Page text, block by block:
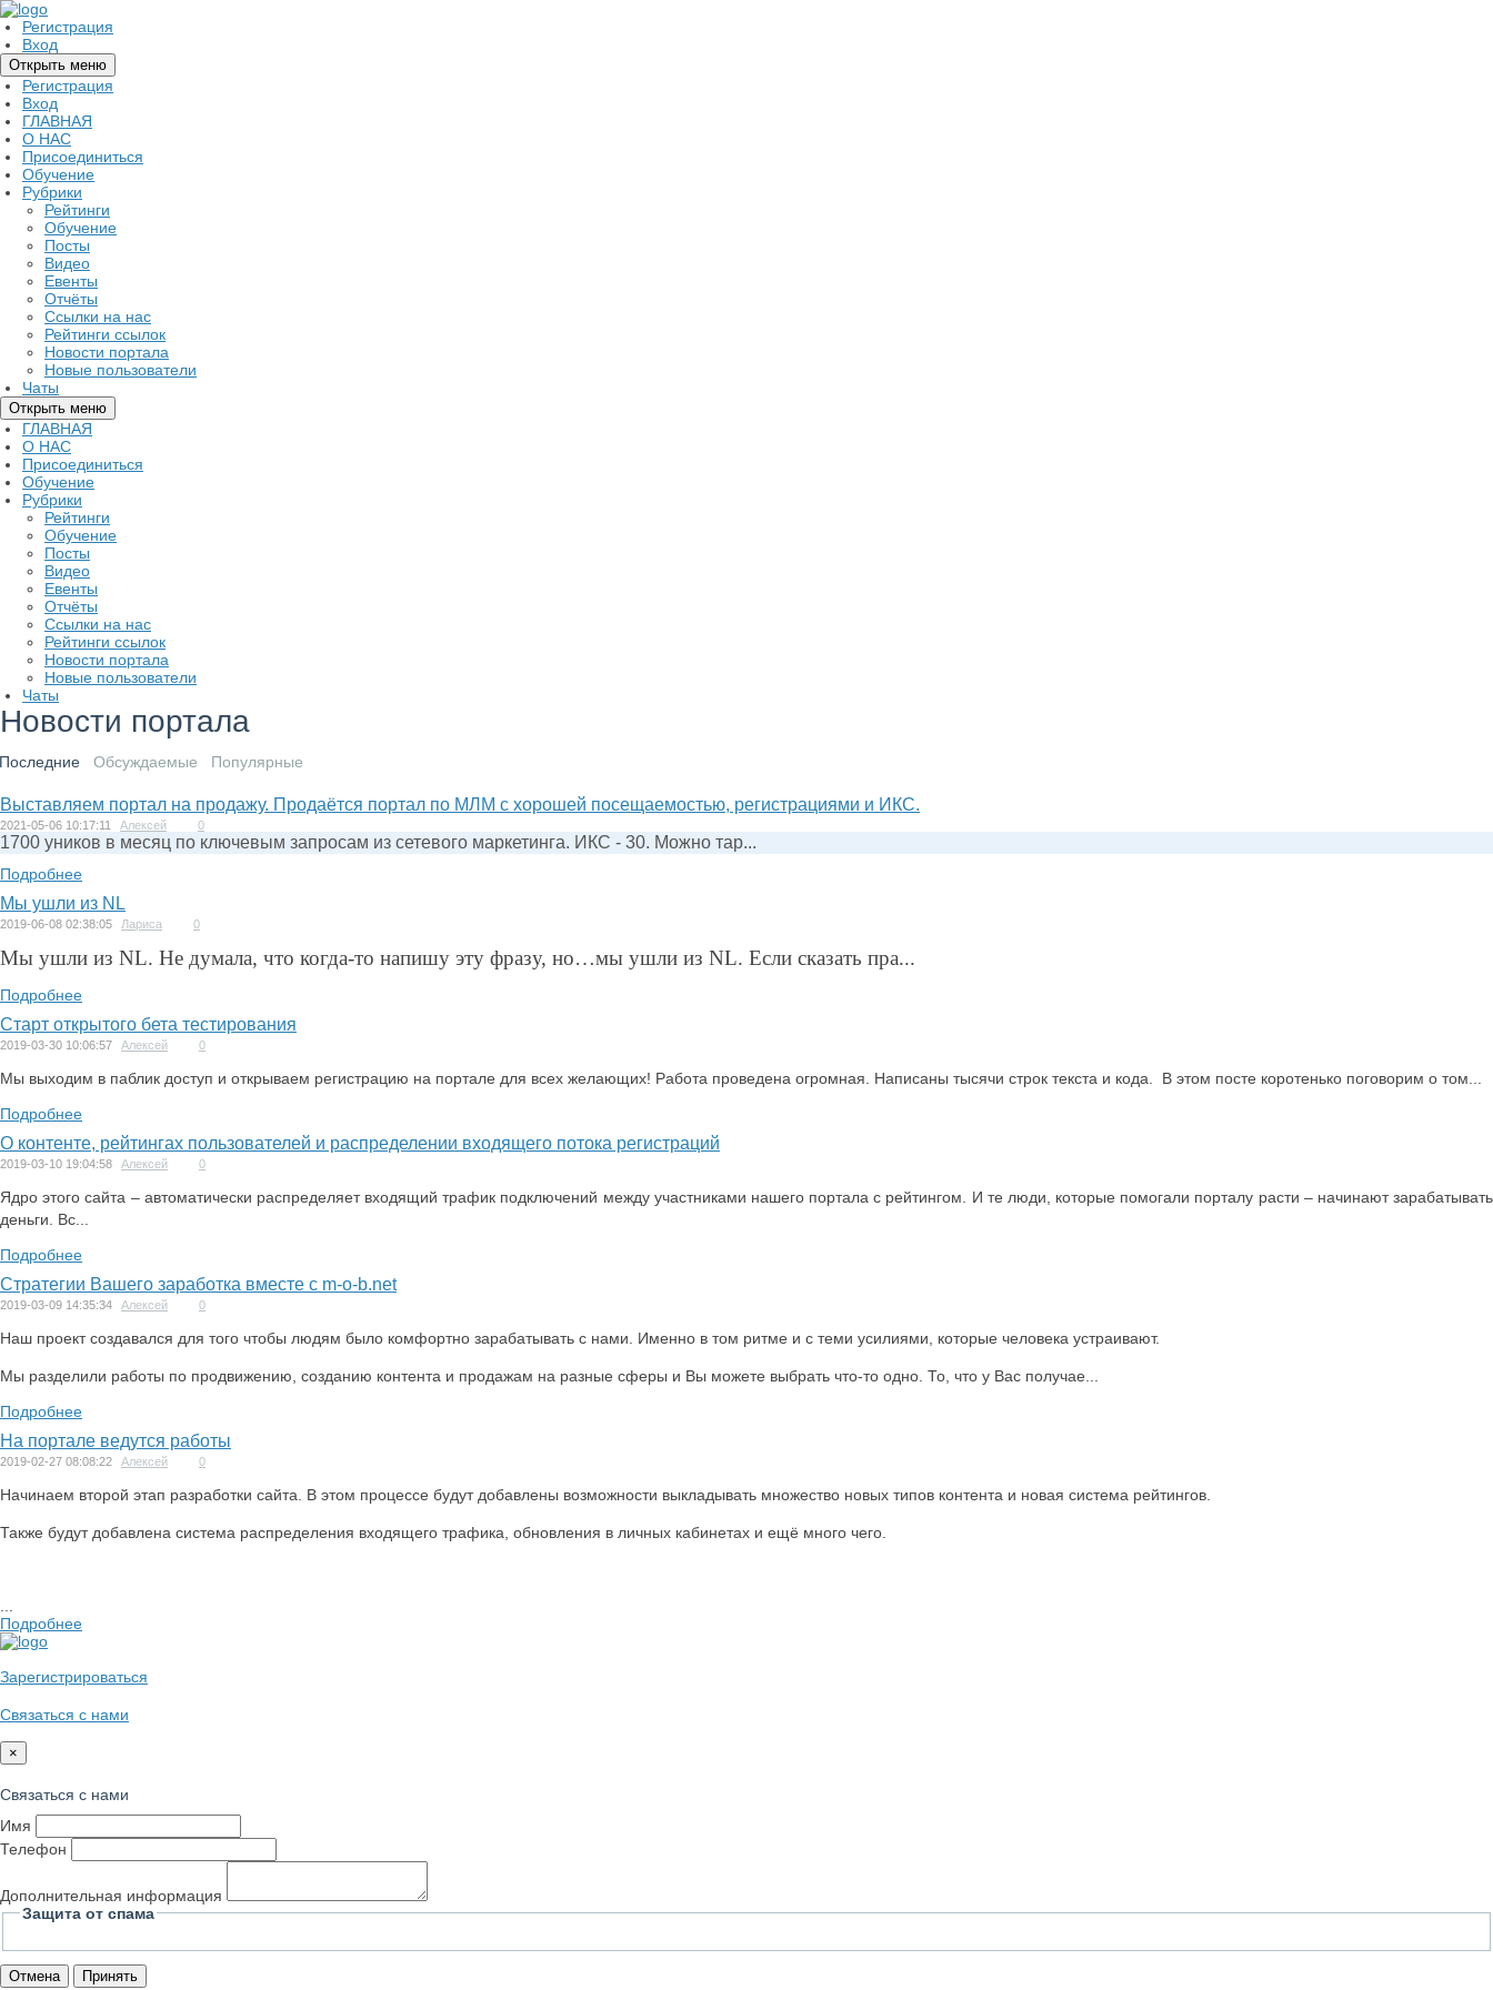
Регистрация
Вход
Открыть меню
Регистрация
Вход
ГЛАВНАЯ
О НАС
Присоединиться
Обучение
Рубрики
Рейтинги
Обучение
Посты
Видео
Евенты
Отчёты
Ссылки на нас
Рейтинги ссылок
Новости портала
Новые пользователи
Чаты
Открыть меню
ГЛАВНАЯ
О НАС
Присоединиться
Обучение
Рубрики
Рейтинги
Обучение
Посты
Видео
Евенты
Отчёты
Ссылки на нас
Рейтинги ссылок
Новости портала
Новые пользователи
Чаты
Новости портала
Последние Обсуждаемые Популярные
Выставляем портал на продажу. Продаётся портал по МЛМ с хорошей посещаемостью, регистрациями и ИКС.
2021-05-06 10:17:11 Алексей 0
1700 уников в месяц по ключевым запросам из сетевого маркетинга. ИКС - 30. Можно тар...
Подробнее
Мы ушли из NL
2019-06-08 02:38:05 Лариса 0
Мы ушли из NL. Не думала, что когда-то напишу эту фразу, но…мы ушли из NL. Если сказать пра...
Подробнее
Старт открытого бета тестирования
2019-03-30 10:06:57 Алексей 0
Мы выходим в паблик доступ и открываем регистрацию на портале для всех желающих! Работа проведена огромная. Написаны тысячи строк текста и кода. В этом посте коротенько поговорим о том...
Подробнее
О контенте, рейтингах пользователей и распределении входящего потока регистраций
2019-03-10 19:04:58 Алексей 0
Ядро этого сайта – автоматически распределяет входящий трафик подключений между участниками нашего портала с рейтингом. И те люди, которые помогали порталу расти – начинают зарабатывать
деньги. Вс...
Подробнее
Стратегии Вашего заработка вместе с m-o-b.net
2019-03-09 14:35:34 Алексей 0
Наш проект создавался для того чтобы людям было комфортно зарабатывать с нами. Именно в том ритме и с теми усилиями, которые человека устраивают.
Мы разделили работы по продвижению, созданию контента и продажам на разные сферы и Вы можете выбрать что-то одно. То, что у Вас получае...
Подробнее
На портале ведутся работы
2019-02-27 08:08:22 Алексей 0
Начинаем второй этап разработки сайта. В этом процессе будут добавлены возможности выкладывать множество новых типов контента и новая система рейтингов.
Также будут добавлена система распределения входящего трафика, обновления в личных кабинетах и ещё много чего.
Подробнее
Зарегистрироваться
Связаться с нами
×
Связаться с нами
Имя
Телефон
Дополнительная информация
Защита от спама
Отмена Принять